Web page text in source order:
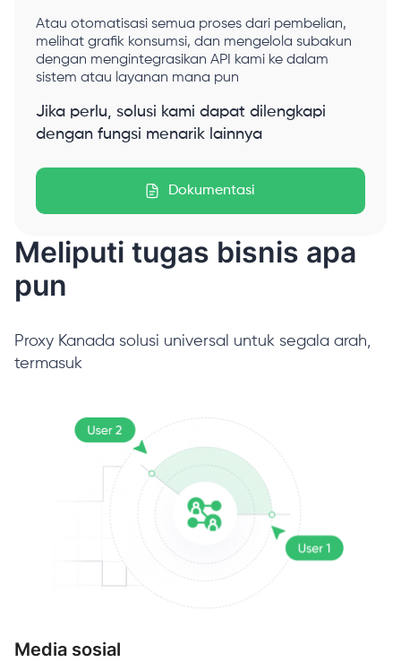
Atau otomatisasi semua proses dari pembelian,
melihat grafik konsumsi, dan mengelola subakun
dengan mengintegrasikan API kami ke dalam
sistem atau layanan mana pun
Jika perlu, solusi kami dapat dilengkapi
dengan fungsi menarik lainnya
Dokumentasi
Meliputi tugas bisnis apa
pun
Proxy Kanada solusi universal untuk segala arah,
termasuk
Media sosial